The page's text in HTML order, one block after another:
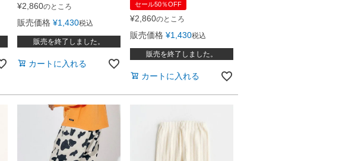
¥2,860のところ
販売価格 ¥1,430税込
販売を終了しました。
カートに入れる
セール50％OFF
¥2,860のところ
販売価格 ¥1,430税込
販売を終了しました。
カートに入れる